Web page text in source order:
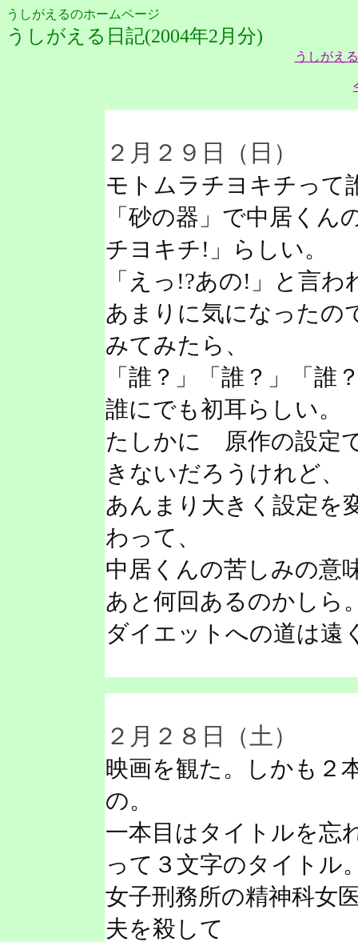
うしがえるのホームページ
うしがえる日記(2004年2月分)
うしがえ
２月２９日（日）
モトムラチヨキチって
「砂の器」で中居く
チヨキチ!」らしい。
「えっ!?あの!」と言
あまりに気になったの
みてみたら、
「誰？」「誰？」「
誰にでも初耳らしい。
たしかに 原作の設定
きないだろうけれど、
あんまり大きく設定を
わって、
中居くんの苦しみの意
あと何回あるのかしら
ダイエットへの道は遠
２月２８日（土）
映画を観た。しかも２
の。
一本目はタイトルを忘
って３文字のタイトル
女子刑務所の精神科女
夫を殺して